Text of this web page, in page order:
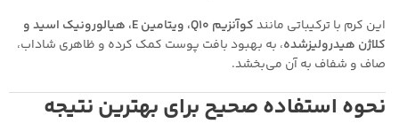
این کرم با ترکیباتی مانند
کوآنزیم Q10، ویتامین E، هیالورونیک اسید و
کلاژن هیدرولیزشده، به بهبود بافت پوست کمک کرده و ظاهری شاداب،
صاف و شفاف به آن می‌بخشد.
نحوه استفاده صحیح برای بهترین نتیجه